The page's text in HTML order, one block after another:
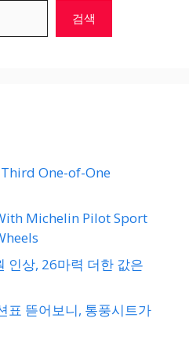
검색
One-of-One
Michelin Pilot Sport
인상, 26마력 더한 값은
표 뜯어보니, 통풍시트가